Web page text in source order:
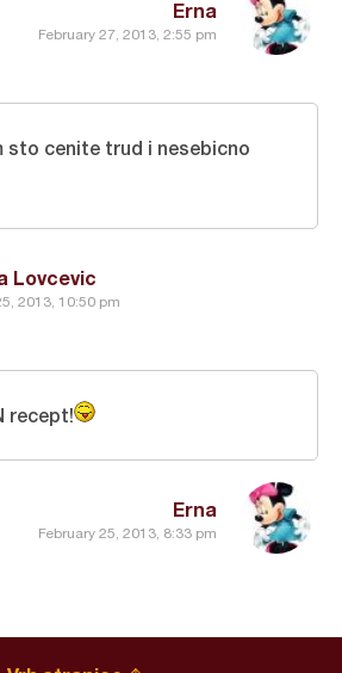
Erna
February 27, 2013, 2:55 pm
Lovcevic
2013, 10:50 pm
sto cenite trud i nesebicno
Erna
February 25, 2013, 8:33 pm
recept!